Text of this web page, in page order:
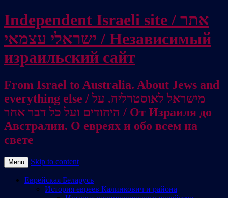
Independent Israeli site / אתר
ישראלי עצמאי / Независимый
израильский сайт
From Israel to Australia. About Jews and
everything else / מישראל לאוסטרליה. על
היהודים ועל כל דבר אחר / От Израиля до
Австралии. О евреях и обо всем на
свете
Menu Skip to content
Еврейская Беларусь
История евреев Калинкович и района